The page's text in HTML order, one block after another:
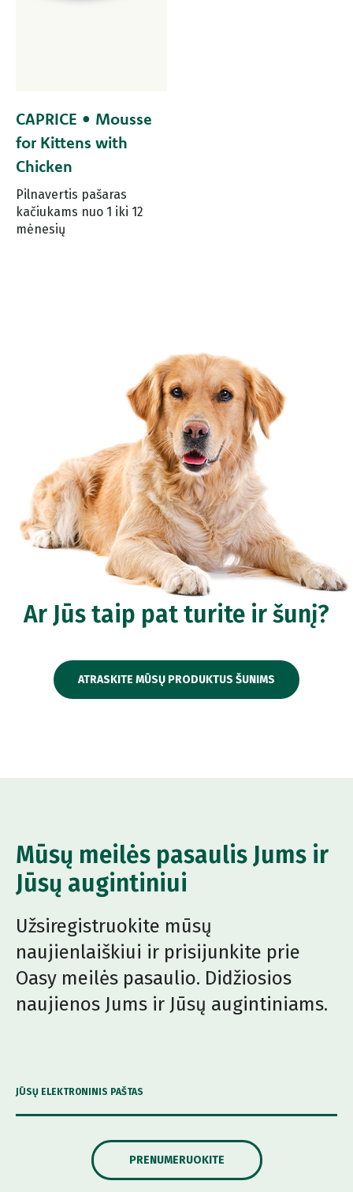
CAPRICE • Mousse
for Kittens with
Chicken
Pilnavertis pašaras
kačiukams nuo 1 iki 12
mėnesių
Ar Jūs taip pat turite ir šunį?
ATRASKITE MŪSŲ PRODUKTUS ŠUNIMS
Mūsų meilės pasaulis Jums ir
Jūsų augintiniui
Užsiregistruokite mūsų
naujienlaiškiui ir prisijunkite prie
Oasy meilės pasaulio. Didžiosios
naujienos Jums ir Jūsų augintiniams.
JŪSŲ ELEKTRONINIS PAŠTAS
PRENUMERUOKITE